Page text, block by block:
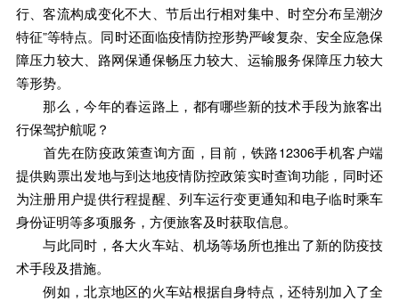
行、客流构成变化不大、节后出行相对集中、时空分布呈潮汐
特征”等特点。同时还面临疫情防控形势严峻复杂、安全应急保
障压力较大、路网保通保畅压力较大、运输服务保障压力较大
等形势。
那么，今年的春运路上，都有哪些新的技术手段为旅客出
行保驾护航呢？
首先在防疫政策查询方面，目前，铁路12306手机客户端
提供购票出发地与到达地疫情防控政策实时查询功能，同时还
为注册用户提供行程提醒、列车运行变更通知和电子临时乘车
身份证明等多项服务，方便旅客及时获取信息。
与此同时，各大火车站、机场等场所也推出了新的防疫技
术手段及措施。
例如，北京地区的火车站根据自身特点，还特别加入了全